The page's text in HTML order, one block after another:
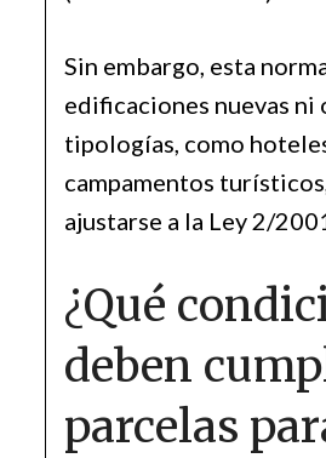
Sin embargo, esta
edificaciones nuevas ni
tipologías, como
campamentos
ajustarse a la Ley 2/
¿Qué
deben
parcelas